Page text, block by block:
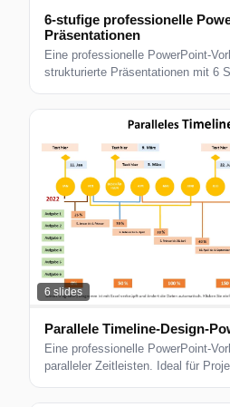
6-stufige professionelle
Präsentationen
Eine professionelle PowerPoint-
strukturierte Präsentationen mit 6
6 slides
Parallele Timeline-Design-
Eine professionelle PowerPoint-
paralleler Zeitleisten. Ideal für